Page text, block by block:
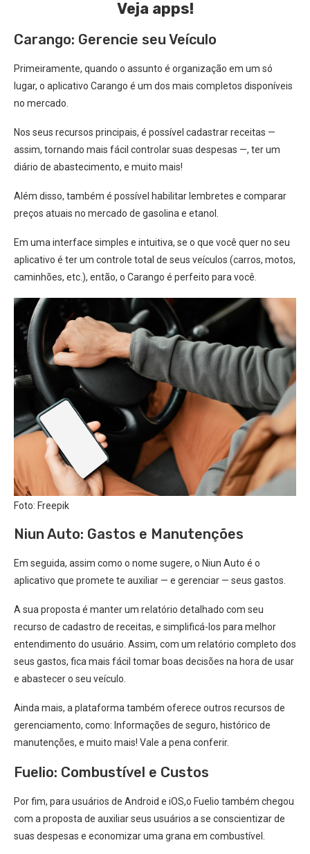
Veja apps!
Carango: Gerencie seu Veículo
Primeiramente, quando o assunto é organização em um só
lugar, o aplicativo Carango é um dos mais completos disponíveis
no mercado.
Nos seus recursos principais, é possível cadastrar receitas —
assim, tornando mais fácil controlar suas despesas —, ter um
diário de abastecimento, e muito mais!
Além disso, também é possível habilitar lembretes e comparar
preços atuais no mercado de gasolina e etanol.
Em uma interface simples e intuitiva, se o que você quer no seu
aplicativo é ter um controle total de seus veículos (carros, motos,
caminhões, etc.), então, o Carango é perfeito para você.
Foto: Freepik
Niun Auto: Gastos e Manutenções
Em seguida, assim como o nome sugere, o Niun Auto é o
aplicativo que promete te auxiliar — e gerenciar — seus gastos.
A sua proposta é manter um relatório detalhado com seu
recurso de cadastro de receitas, e simplificá-los para melhor
entendimento do usuário. Assim, com um relatório completo dos
seus gastos, fica mais fácil tomar boas decisões na hora de usar
e abastecer o seu veículo.
Ainda mais, a plataforma também oferece outros recursos de
gerenciamento, como: Informações de seguro, histórico de
manutenções, e muito mais! Vale a pena conferir.
Fuelio: Combustível e Custos
Por fim, para usuários de Android e iOS,o Fuelio também chegou
com a proposta de auxiliar seus usuários a se conscientizar de
suas despesas e economizar uma grana em combustível.